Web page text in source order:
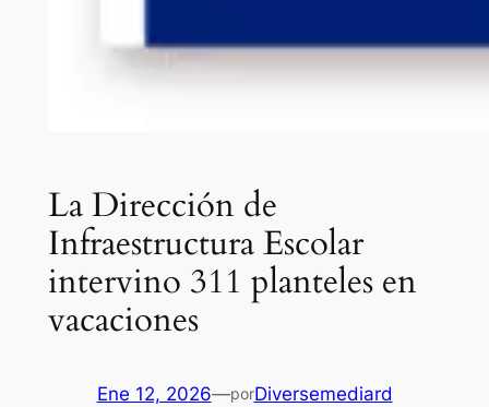
La Dirección de
Infraestructura Escolar
intervino 311 planteles en
vacaciones
Ene 12, 2026—porDiversemediard